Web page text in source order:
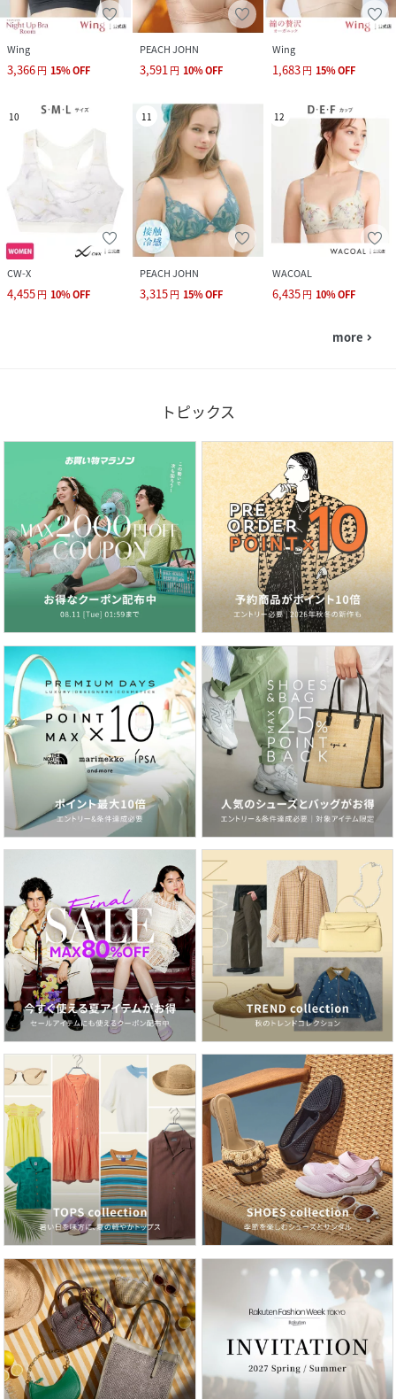
Wing
3,366円 15%OFF
PEACH JOHN
3,591円 10%OFF
Wing
1,683円 15%OFF
10
CW-X
4,455円 10%OFF
11
PEACH JOHN
3,315円 15%OFF
12
WACOAL
6,435円 10%OFF
more navigate_next
トピックス